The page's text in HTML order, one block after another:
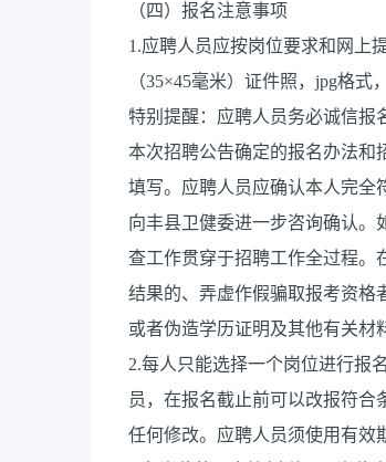
（四）报名注意事项
1.应聘人员应按岗位要求和网上
（35×45毫米）证件照，jpg格式
特别提醒：应聘人员务必诚信报
本次招聘公告确定的报名办法和
填写。应聘人员应确认本人完全
向丰县卫健委进一步咨询确认
查工作贯穿于招聘工作全过程。
结果的、弄虚作假骗取报考资格
或者伪造学历证明及其他有关材
2.每人只能选择一个岗位进行报
员，在报名截止前可以改报符合
任何修改。应聘人员须使用有效